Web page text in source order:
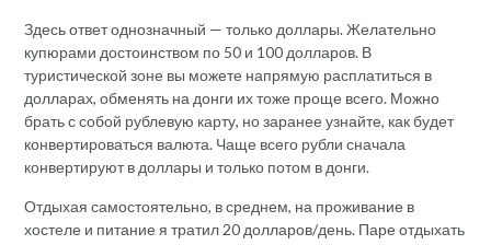
Здесь ответ однозначный — только доллары. Желательно
купюрами достоинством по 50 и 100 долларов. В
туристической зоне вы можете напрямую расплатиться в
долларах, обменять на донги их тоже проще всего. Можно
брать с собой рублевую карту, но заранее узнайте, как будет
конвертироваться валюта. Чаще всего рубли сначала
конвертируют в доллары и только потом в донги.
Отдыхая самостоятельно, в среднем, на проживание в
хостеле и питание я тратил 20 долларов/день. Паре отдыхать